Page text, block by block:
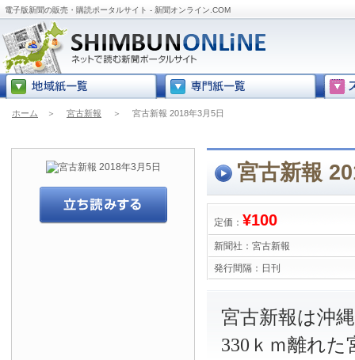
電子版新聞の販売・購読ポータルサイト - 新聞オンライン.COM
ホーム ＞ 宮古新報 ＞ 宮古新報 2018年3月5日
宮古新報
定価： ¥100
新聞社： 宮古新報
発行間隔： 日刊
宮古新報は沖
330ｋｍ離れ